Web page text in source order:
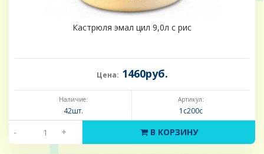
Кастрюля эмал цил 9,0л с рис
Цена: 1460руб.
Наличие:
42шт.
Артикул:
1с200с
- + В КОРЗИНУ